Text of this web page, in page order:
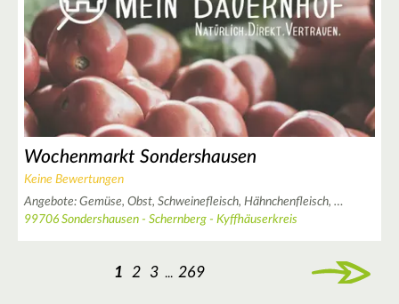
Wochenmarkt Sondershausen
Keine Bewertungen
Angebote: Gemüse, Obst, Schweinefleisch, Hähnchenfleisch, …
99706 Sondershausen - Schernberg - Kyffhäuserkreis
1 2 3 ... 269